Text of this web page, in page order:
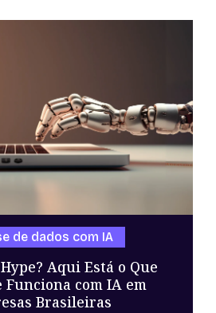
Aqui Está o Que
Funciona com IA em
Brasileiras
de dados com IA